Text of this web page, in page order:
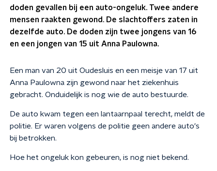
doden gevallen bij een auto-ongeluk. Twee andere
mensen raakten gewond. De slachtoffers zaten in
dezelfde auto. De doden zijn twee jongens van 16
en een jongen van 15 uit Anna Paulowna.
Een man van 20 uit Oudesluis en een meisje van 17 uit
Anna Paulowna zijn gewond naar het ziekenhuis
gebracht. Onduidelijk is nog wie de auto bestuurde.
De auto kwam tegen een lantaarnpaal terecht, meldt de
politie. Er waren volgens de politie geen andere auto's
bij betrokken.
Hoe het ongeluk kon gebeuren, is nog niet bekend.